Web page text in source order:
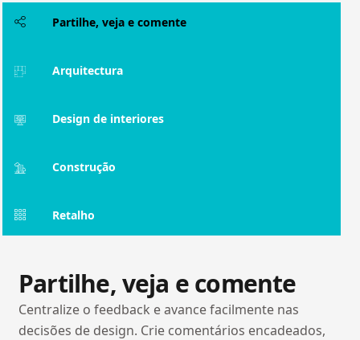
Partilhe, veja e comente
Arquitectura
Design de interiores
Construção
Retalho
Partilhe, veja e comente
Centralize o feedback e avance facilmente nas
decisões de design. Crie comentários encadeados,